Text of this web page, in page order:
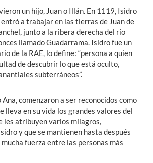
un hijo, Juan o Illán. En 1119, Isidro
a trabajar en las tierras de Juan de
junto a la ribera derecha del río
llamado Guadarrama. Isidro fue un
de la RAE, lo define: “persona a quien
de descubrir lo que está oculto,
subterráneos”.
comenzaron a ser reconocidos como
lleva en su vida los grandes valores del
les atribuyen varios milagros,
y que se mantienen hasta después
fuerza entre las personas más